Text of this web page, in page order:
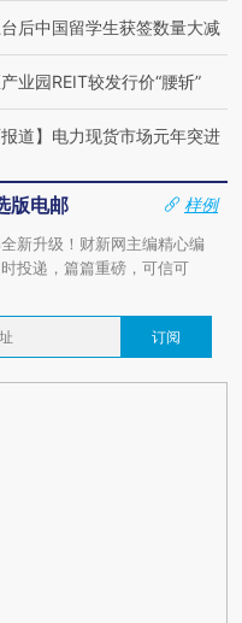
后中国留学生获签数量大减
业园REIT较发行价“腰斩”
报道】电力现货市场元年突进
版电邮
样例
新升级！财新网主编精心编
投递，篇篇重磅，可信可
订阅